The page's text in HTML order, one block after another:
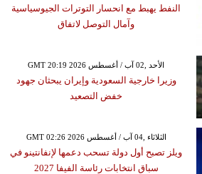
النفط يهبط مع انحسار التوترات الجيوسياسية
وآمال التوصل لاتفاق
GMT 20:19 2026 الأحد ,02 آب / أغسطس
وزيرا خارجية السعودية وإيران يبحثان جهود
خفض التصعيد
GMT 02:26 2026 الثلاثاء ,04 آب / أغسطس
ويلز تصبح أول دولة تسحب دعمها لإنفانتينو في
سباق انتخابات رئاسة الفيفا 2027